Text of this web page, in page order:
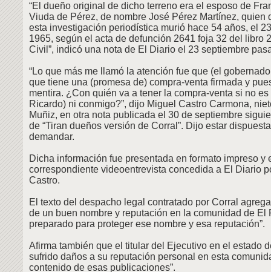
“El dueño original de dicho terreno era el esposo de
Viuda de Pérez, de nombre José Pérez Martínez, quien
esta investigación periodística murió hace 54 años, el
1965, según el acta de defunción 2641 foja 32 del libro
Civil”, indicó una nota de El Diario el 23 septiembre
“Lo que más me llamó la atención fue que (el
que tiene una (promesa de) compra-venta firmada y
mentira. ¿Con quién va a tener la compra-venta si no
Ricardo) ni conmigo?”, dijo Miguel Castro Carmona,
Muñiz, en otra nota publicada el 30 de septiembre
de “Tiran dueños versión de Corral”. Dijo estar
demandar.
Dicha información fue presentada en formato impreso y
correspondiente videoentrevista concedida a El Diario
Castro.
El texto del despacho legal contratado por Corral
de un buen nombre y reputación en la comunidad de El
preparado para proteger ese nombre y esa reputación”.
Afirma también que el titular del Ejecutivo en el estado
sufrido daños a su reputación personal en esta
contenido de esas publicaciones”.